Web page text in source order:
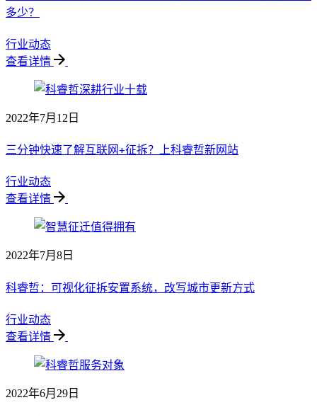
多少？
行业动态
查看详情
2022年7月12日
三分钟快速了解互联网+征拆？上科睿哲新网站
行业动态
查看详情
2022年7月8日
科睿哲：可视化征拆安置系统，改写城市更新方式
行业动态
查看详情
2022年6月29日